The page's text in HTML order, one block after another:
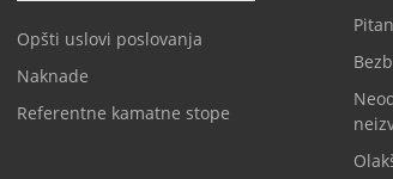
Opšti uslovi poslovanja
Naknade
Referentne kamatne stope